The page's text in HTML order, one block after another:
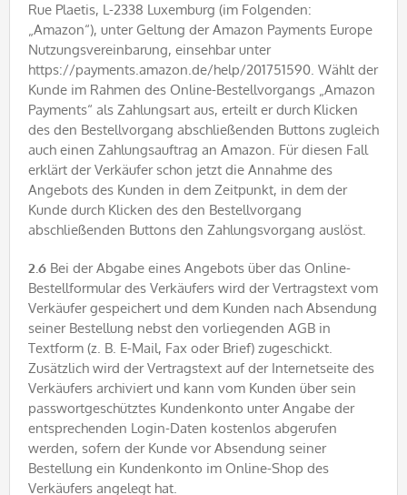
Rue Plaetis, L-2338 Luxemburg (im Folgenden:
„Amazon“), unter Geltung der Amazon Payments Europe
Nutzungsvereinbarung, einsehbar unter
https://payments.amazon.de/help/201751590. Wählt der
Kunde im Rahmen des Online-Bestellvorgangs „Amazon
Payments“ als Zahlungsart aus, erteilt er durch Klicken
des den Bestellvorgang abschließenden Buttons zugleich
auch einen Zahlungsauftrag an Amazon. Für diesen Fall
erklärt der Verkäufer schon jetzt die Annahme des
Angebots des Kunden in dem Zeitpunkt, in dem der
Kunde durch Klicken des den Bestellvorgang
abschließenden Buttons den Zahlungsvorgang auslöst.
2.6 Bei der Abgabe eines Angebots über das Online-
Bestellformular des Verkäufers wird der Vertragstext vom
Verkäufer gespeichert und dem Kunden nach Absendung
seiner Bestellung nebst den vorliegenden AGB in
Textform (z. B. E-Mail, Fax oder Brief) zugeschickt.
Zusätzlich wird der Vertragstext auf der Internetseite des
Verkäufers archiviert und kann vom Kunden über sein
passwortgeschütztes Kundenkonto unter Angabe der
entsprechenden Login-Daten kostenlos abgerufen
werden, sofern der Kunde vor Absendung seiner
Bestellung ein Kundenkonto im Online-Shop des
Verkäufers angelegt hat.